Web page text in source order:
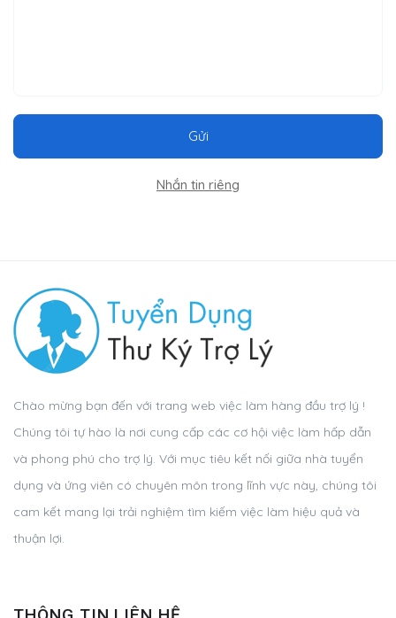
Gửi
Nhắn tin riêng
Chào mừng bạn đến với trang web việc làm hàng đầu trợ lý !
Chúng tôi tự hào là nơi cung cấp các cơ hội việc làm hấp dẫn
và phong phú cho trợ lý. Với mục tiêu kết nối giữa nhà tuyển
dụng và ứng viên có chuyên môn trong lĩnh vực này, chúng tôi
cam kết mang lại trải nghiệm tìm kiếm việc làm hiệu quả và
thuận lợi.